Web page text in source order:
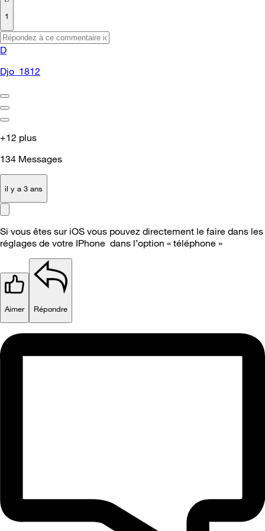
1
D
Djo_1812
+12 plus
134 Messages
il y a 3 ans
Si vous êtes sur iOS vous pouvez directement le faire dans les
réglages de votre IPhone dans l’option « téléphone »
Aimer Répondre